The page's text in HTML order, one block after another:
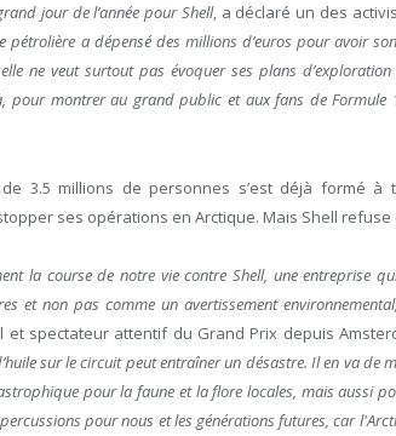
jour de l’année pour Shell, a déclaré un des
pétrolière a dépensé des millions d’euros pour avoir
ne veut surtout pas évoquer ses plans
pour montrer au grand public et aux fans de Formule
3.5 millions de personnes s’est déjà formé
ses opérations en Arctique. Mais Shell refuse
la course de notre vie contre Shell, une entreprise
et non pas comme un avertissement environnemental,
et spectateur attentif du Grand Prix depuis
sur le circuit peut entraîner un désastre. Il en va de
pour la faune et la flore locales, mais aussi
pour nous et les générations futures, car